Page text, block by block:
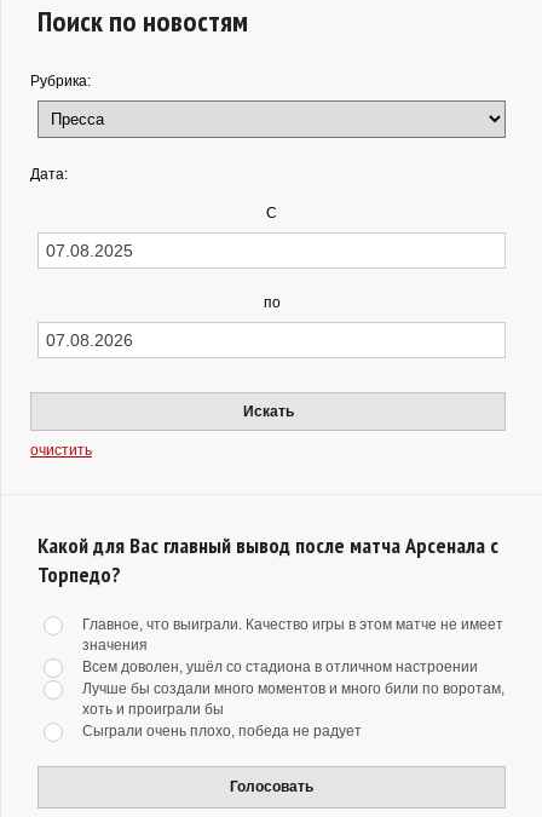
Поиск по новостям
Рубрика:
Дата:
С
по
Искать
очистить
Какой для Вас главный вывод после матча Арсенала с
Торпедо?
Главное, что выиграли. Качество игры в этом матче не имеет
значения
Всем доволен, ушёл со стадиона в отличном настроении
Лучше бы создали много моментов и много били по воротам,
хоть и проиграли бы
Сыграли очень плохо, победа не радует
Голосовать